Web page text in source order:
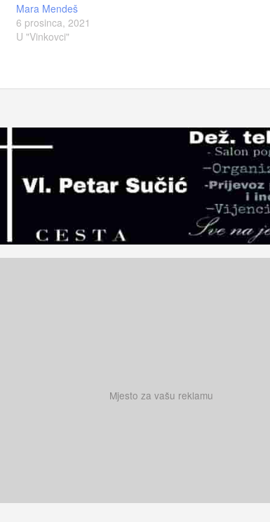
Mara Mendeš
6 prosinca, 2021
U "Vinkovci"
Mjesto za vašu reklamu